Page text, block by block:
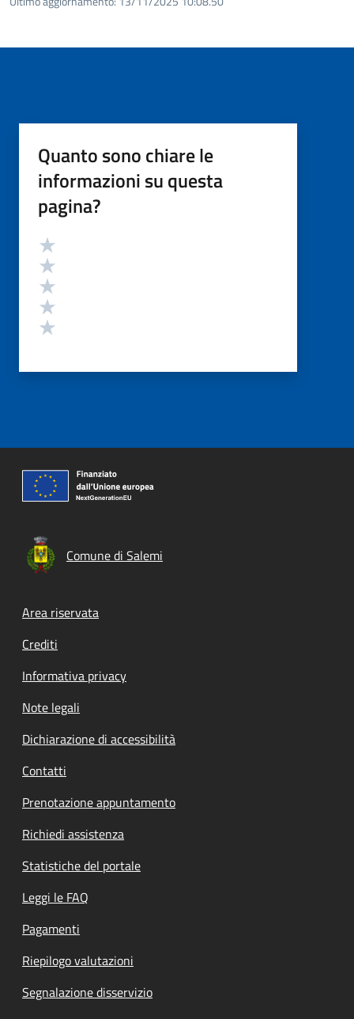
Quanto sono chiare le
informazioni su questa
pagina?
Valutazione
Comune di Salemi
Footer menu
Area riservata
Crediti
Informativa privacy
Note legali
Dichiarazione di accessibilità
Contatti
Prenotazione appuntamento
Richiedi assistenza
Statistiche del portale
Leggi le FAQ
Pagamenti
Riepilogo valutazioni
Segnalazione disservizio